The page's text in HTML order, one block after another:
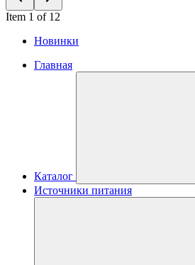
Item 1 of 12
Новинки
Главная
Каталог
Источники питания